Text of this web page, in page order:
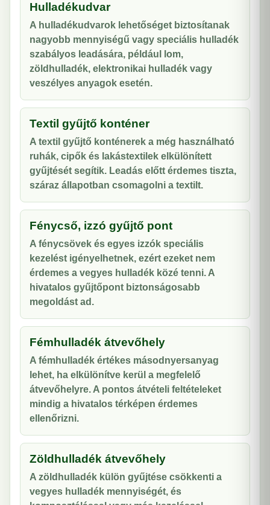
Hulladékudvar
A hulladékudvarok lehetőséget biztosítanak
nagyobb mennyiségű vagy speciális hulladék
szabályos leadására, például lom,
zöldhulladék, elektronikai hulladék vagy
veszélyes anyagok esetén.
Textil gyűjtő konténer
A textil gyűjtő konténerek a még használható
ruhák, cipők és lakástextilek elkülönített
gyűjtését segítik. Leadás előtt érdemes tiszta,
száraz állapotban csomagolni a textilt.
Fénycső, izzó gyűjtő pont
A fénycsövek és egyes izzók speciális
kezelést igényelhetnek, ezért ezeket nem
érdemes a vegyes hulladék közé tenni. A
hivatalos gyűjtőpont biztonságosabb
megoldást ad.
Fémhulladék átvevőhely
A fémhulladék értékes másodnyersanyag
lehet, ha elkülönítve kerül a megfelelő
átvevőhelyre. A pontos átvételi feltételeket
mindig a hivatalos térképen érdemes
ellenőrizni.
Zöldhulladék átvevőhely
A zöldhulladék külön gyűjtése csökkenti a
vegyes hulladék mennyiségét, és